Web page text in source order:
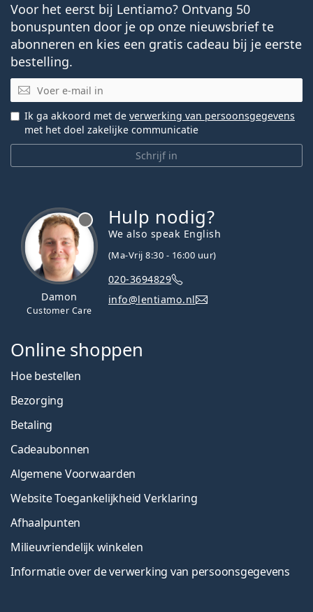
Voor het eerst bij Lentiamo? Ontvang 50
bonuspunten door je op onze nieuwsbrief te
abonneren en kies een gratis cadeau bij je eerste
bestelling.
E-mail
Schrijf in
Ik ga akkoord met de verwerking van persoonsgegevens
met het doel zakelijke communicatie
Damon
Customer Care
Hulp nodig?
We also speak English
(Ma-Vrij 8:30 - 16:00 uur)
020-3694829
info@lentiamo.nl
Online shoppen
Hoe bestellen
Bezorging
Betaling
Cadeaubonnen
Algemene Voorwaarden
Website Toegankelijkheid Verklaring
Afhaalpunten
Milieuvriendelijk winkelen
Informatie over de verwerking van persoonsgegevens